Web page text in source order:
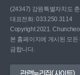
(24347) 강원특별자치도
대표전화: 033.250.3114
Copyright 2021.
본 홈페이지에 게시된 모
금합니다.